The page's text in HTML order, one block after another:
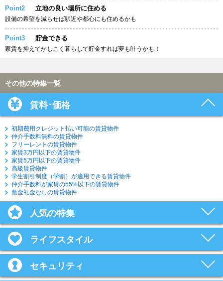
Point2 立地の良い場所に住める
設備の希望を減らせば駅近や都心にも住めるかも
Point3 貯金できる
家賃を抑えてかしこく暮らして貯金すれば夢も叶うかも！
その他の特集一覧
賃料･価格
初期費用クレジット払い可能の賃貸物件
仲介手数料無料の賃貸物件
フリーレントの賃貸物件
家賃3万円以下の賃貸物件
家賃5万円以下の賃貸物件
高級賃貸物件
学生割引制度（学割）が適用できる賃貸物件
仲介手数料が家賃の55%以下の賃貸物件
敷金礼金なしの賃貸物件
人気の特集
ライフスタイル
セキュリティ